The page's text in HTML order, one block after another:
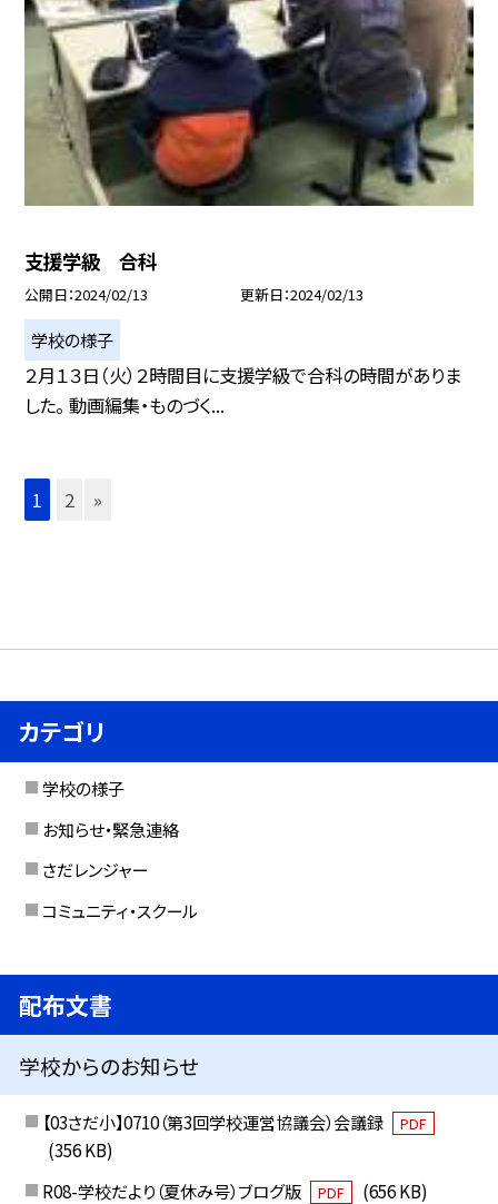
支援学級 合科
公開日 2024/02/13 更新日 2024/02/13
学校の様子
２月１３日（火）２時間目に支援学級で合科の時間がありま
した。 動画編集・ものづく...
1 2 »
カテゴリ
学校の様子
お知らせ・緊急連絡
さだレンジャー
コミュニティ・スクール
配布文書
学校からのお知らせ
【03さだ小】0710（第3回学校運営協議会）会議録 PDF
(356 KB)
R08-学校だより（夏休み号）ブログ版
PDF
(656 KB)